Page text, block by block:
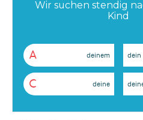
Wir suchen stendig
Kind
A deinem dein
C deine